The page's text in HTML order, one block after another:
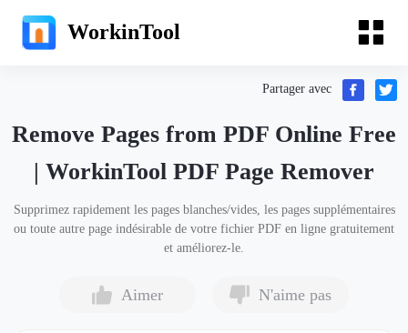
WorkinTool
Partager avec
Remove Pages from PDF Online Free
| WorkinTool PDF Page Remover
Supprimez rapidement les pages blanches/vides, les pages supplémentaires
ou toute autre page indésirable de votre fichier PDF en ligne gratuitement
et améliorez-le.
Aimer N'aime pas